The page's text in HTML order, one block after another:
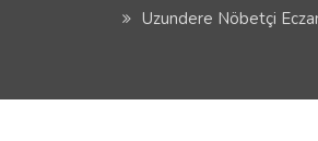
Uzundere Nöbetçi